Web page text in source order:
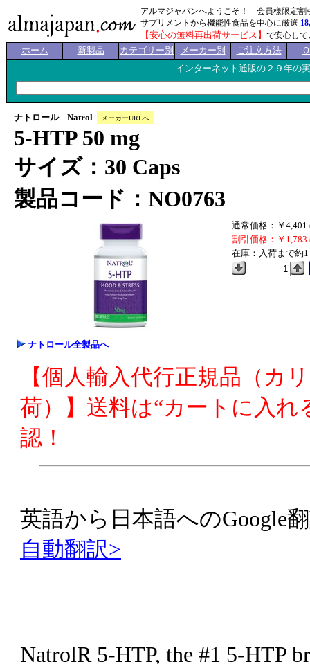
アルマジャパンへようこそ！ 会員様限定割
サプリメントから機能性食品を中心に厳選
【安心の無料再出荷サービス】 で安心し
ホーム 新製品 カテゴリー別 メーカー別 ご注文方法
インターネット通販の２９年の
ナトロール Natrol メーカーURLへ
5-HTP 50 mg
サイズ：30 Caps
製品コード：NO0763
ナトロール全製品へ
通常価格： ￥4,401
割引価格：￥1,783
在庫：入荷まで約
【個人輸入代行正規品（カ
荷）】送料は“カートに入れ
認！
英語から日本語へのGoogle
自動翻訳>
NatrolR 5-HTP, the #1 5-HTP